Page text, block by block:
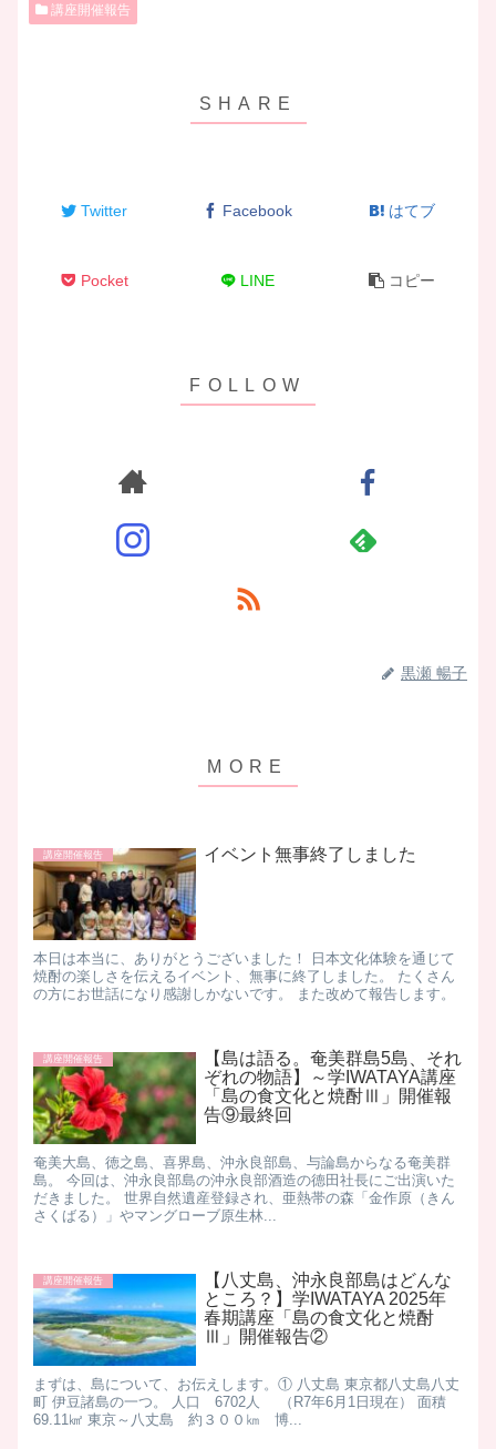
講座開催報告
Twitter Facebook はてブ
Pocket LINE コピー
黒瀬 暢子
講座開催報告 イベント無事終了しました
本日は本当に、ありがとうございました！ 日本文化体験を通じて
焼酎の楽しさを伝えるイベント、無事に終了しました。 たくさん
の方にお世話になり感謝しかないです。 また改めて報告します。
講座開催報告
【島は語る。奄美群島5島、それ
ぞれの物語】～学IWATAYA講座
「島の食文化と焼酎Ⅲ」開催報
告⑨最終回
奄美大島、徳之島、喜界島、沖永良部島、与論島からなる奄美群
島。 今回は、沖永良部島の沖永良部酒造の德田社長にご出演いた
だきました。 世界自然遺産登録され、亜熱帯の森「金作原（きん
さくばる）」やマングローブ原生林...
講座開催報告
【八丈島、沖永良部島はどんな
ところ？】学IWATAYA 2025年
春期講座「島の食文化と焼酎
Ⅲ」開催報告②
まずは、島について、お伝えします。 ​ ① 八丈島 東京都八丈島八丈
町 伊豆諸島の一つ。 人口 6702人 （R7年6月1日現在） 面積
69.11㎢ 東京～八丈島 約３００㎞ 博...